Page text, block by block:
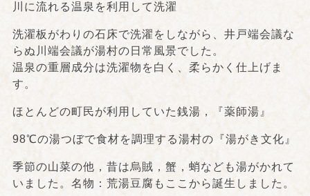
川に流れる温泉を利用して洗濯
洗濯板がわりの石床で洗濯をしながら、井戸端会議な
らぬ川端会議が湯村の日常風景でした。
温泉の重層成分は洗濯物を白く、柔らかく仕上げま
す。
ほとんどの町民が利用していた銭湯，『薬師湯』
98℃の湯つぼで食材を調理する湯村の『湯がき文化』
季節の山菜の他，昔は烏賊，蟹，蛸なども湯がかれて
いました。名物：荒湯豆腐もここから誕生しました。